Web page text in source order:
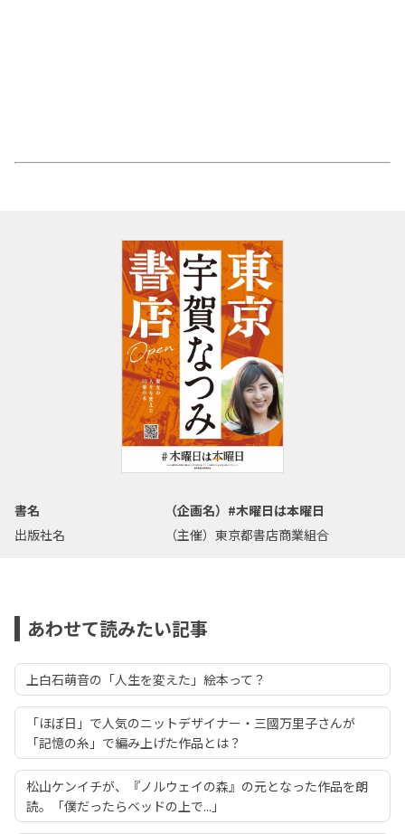
書名
（企画名）#木曜日は本曜日
出版社名
（主催）東京都書店商業組合
あわせて読みたい記事
上白石萌音の「人生を変えた」絵本って？
「ほぼ日」で人気のニットデザイナー・三國万里子さんが
「記憶の糸」で編み上げた作品とは？
松山ケンイチが、『ノルウェイの森』の元となった作品を朗
読。「僕だったらベッドの上で...」